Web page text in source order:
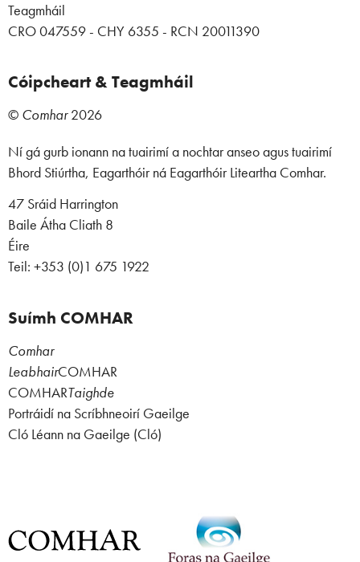
Teagmháil
CRO 047559 - CHY 6355 - RCN 20011390
Cóipcheart & Teagmháil
© Comhar2026
Ní gá gurb ionann na tuairimí a nochtar anseo agus tuairimí
Bhord Stiúrtha, Eagarthóir ná Eagarthóir Liteartha Comhar.
47 Sráid Harrington
Baile Átha Cliath 8
Éire
Teil: +353 (0)1 675 1922
Suímh COMHAR
Comhar
LeabhairCOMHAR
COMHARTaighde
Portráidí na Scríbhneoirí Gaeilge
Cló Léann na Gaeilge (Cló)